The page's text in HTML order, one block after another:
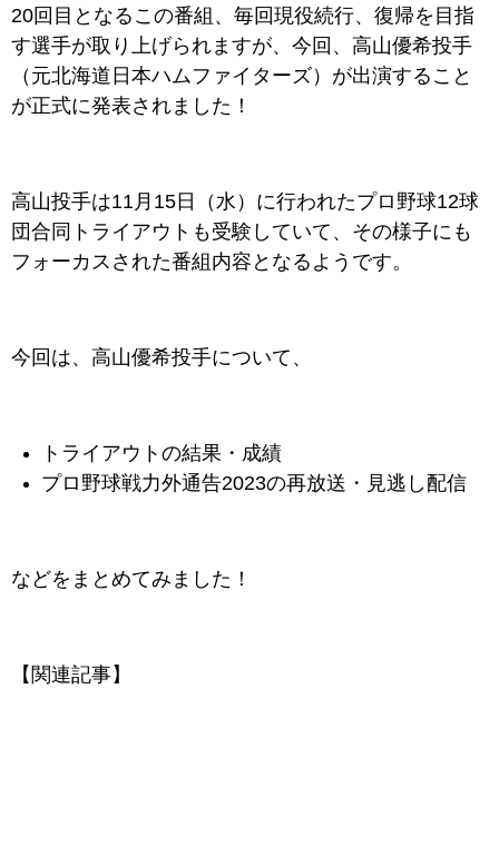
20回目となるこの番組、毎回現役続行、復帰を目指
す選手が取り上げられますが、今回、高山優希投手
（元北海道日本ハムファイターズ）が出演すること
が正式に発表されました！
高山投手は11月15日（水）に行われたプロ野球12球
団合同トライアウトも受験していて、その様子にも
フォーカスされた番組内容となるようです。
今回は、高山優希投手について、
トライアウトの結果・成績
プロ野球戦力外通告2023の再放送・ 見逃し配信
などをまとめてみました！
【関連記事】